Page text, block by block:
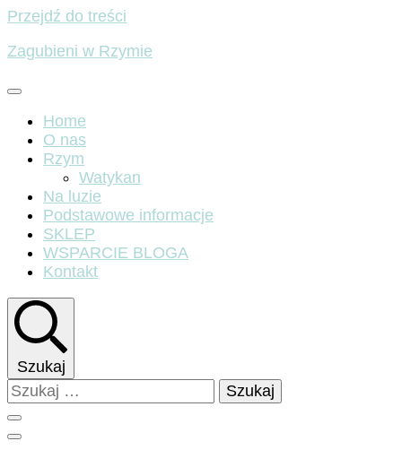
Przejdź do treści
Zagubieni w Rzymie
Home
O nas
Rzym
Watykan
Na luzie
Podstawowe informacje
SKLEP
WSPARCIE BLOGA
Kontakt
Szukaj
Szukaj: